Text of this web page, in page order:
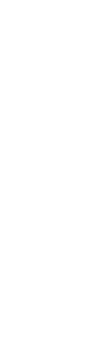
El artista
recuerdos y
carrera en
española,
su estilo
diversos
Ondas a su
Este
junto a
forma parte
organizado
Málaga